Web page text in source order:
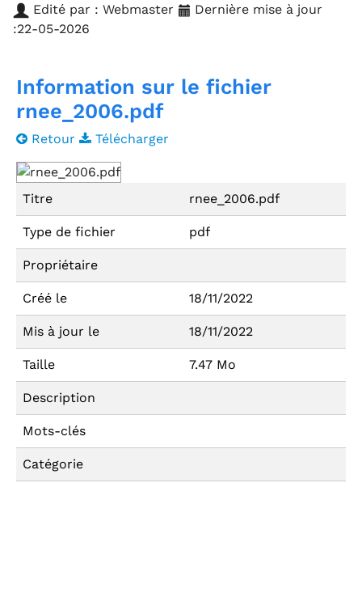
Edité par : Webmaster
Dernière mise à jour
:22-05-2026
Information sur le fichier
rnee_2006.pdf
Retour Télécharger
Titre rnee_2006.pdf
Type de fichier pdf
Propriétaire
Créé le 18/11/2022
Mis à jour le 18/11/2022
Taille 7.47 Mo
Description
Mots-clés
Catégorie